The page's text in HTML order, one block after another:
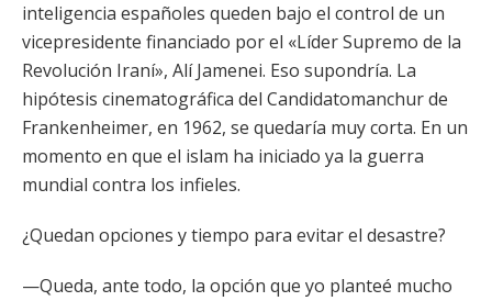
inteligencia españoles queden bajo el control de un
vicepresidente financiado por el «Líder Supremo de la
Revolución Iraní», Alí Jamenei. Eso supondría. La
hipótesis cinematográfica del Candidatomanchur de
Frankenheimer, en 1962, se quedaría muy corta. En un
momento en que el islam ha iniciado ya la guerra
mundial contra los infieles.
¿Quedan opciones y tiempo para evitar el desastre?
—Queda, ante todo, la opción que yo planteé mucho